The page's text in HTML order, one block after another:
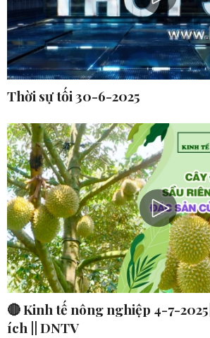
Thời sự tối 30-6-2025
🔴 Kinh tế nông nghiệp 4-7-
ích || DNTV